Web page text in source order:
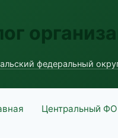
федеральный
Центральный ФО